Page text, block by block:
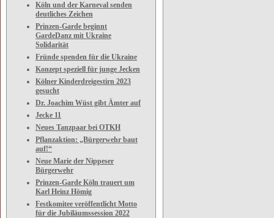
Köln und der Karneval senden
deutliches Zeichen
Prinzen-Garde beginnt
GardeDanz mit Ukraine
Solidarität
Fründe spenden für die Ukraine
Konzept speziell für junge Jecken
Kölner Kinderdreigestirn 2023
gesucht
Dr. Joachim Wüst gibt Ämter auf
Jecke 11
Neues Tanzpaar bei OTKH
Pflanzaktion: „Bürgerwehr baut
auf!“
Neue Marie der Nippeser
Bürgerwehr
Prinzen-Garde Köln trauert um
Karl Heinz Hömig
Festkomitee veröffentlicht Motto
für die Jubiläumssession 2022